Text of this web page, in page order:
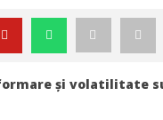
și volatilitate